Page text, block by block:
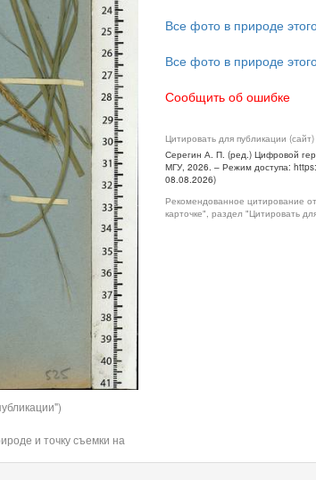
и точку съемки на
Все фото в природе
Все фото в природе
Сообщить об ошибке
Цитировать для публикации (сайт)
Серегин А. П. (ред.) Цифровой
МГУ, 2026. – Режим доступа:
08.08.2026)
Рекомендованное цитирование
карточке", раздел "Цитировать